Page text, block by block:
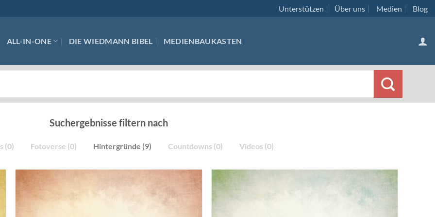
Unterstützen Über uns Medien Blog
ALL-IN-ONE DIE WIEDMANN BIBEL MEDIENBAUKASTEN
Suchergebnisse filtern nach
(0) Fotoverse (0) Hintergründe (9) Countdowns (0) Videos (0)